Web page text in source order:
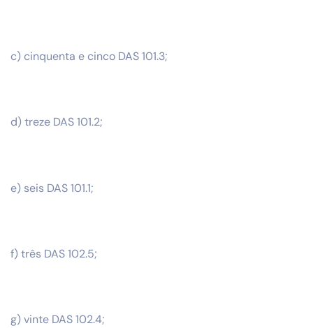
c) cinquenta e cinco DAS 101.3;
d) treze DAS 101.2;
e) seis DAS 101.1;
f) três DAS 102.5;
g) vinte DAS 102.4;